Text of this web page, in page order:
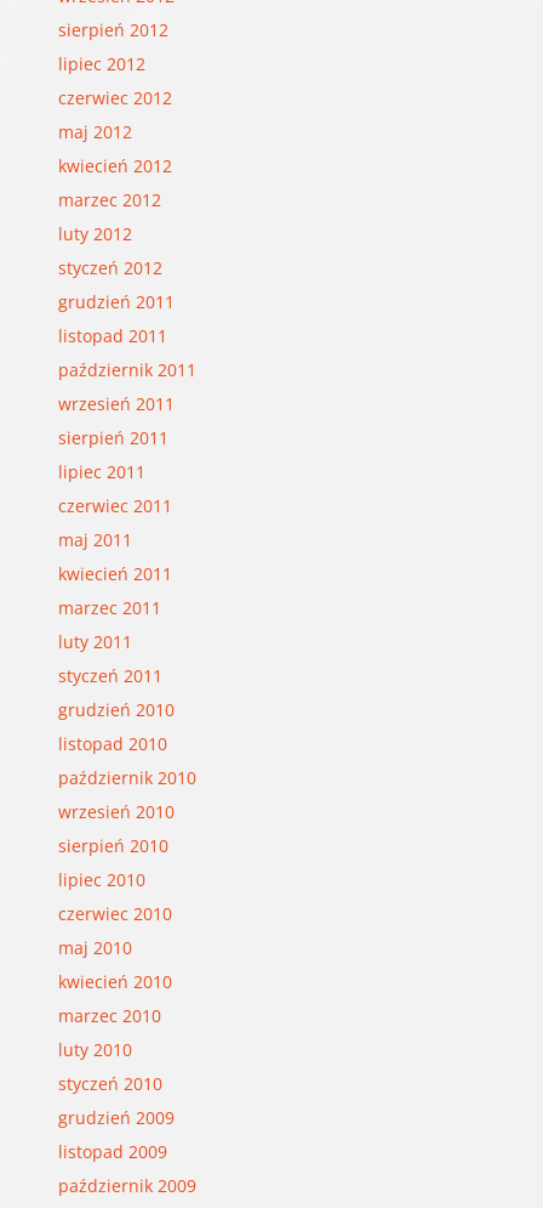
sierpień 2012
lipiec 2012
czerwiec 2012
maj 2012
kwiecień 2012
marzec 2012
luty 2012
styczeń 2012
grudzień 2011
listopad 2011
październik 2011
wrzesień 2011
sierpień 2011
lipiec 2011
czerwiec 2011
maj 2011
kwiecień 2011
marzec 2011
luty 2011
styczeń 2011
grudzień 2010
listopad 2010
październik 2010
wrzesień 2010
sierpień 2010
lipiec 2010
czerwiec 2010
maj 2010
kwiecień 2010
marzec 2010
luty 2010
styczeń 2010
grudzień 2009
listopad 2009
październik 2009